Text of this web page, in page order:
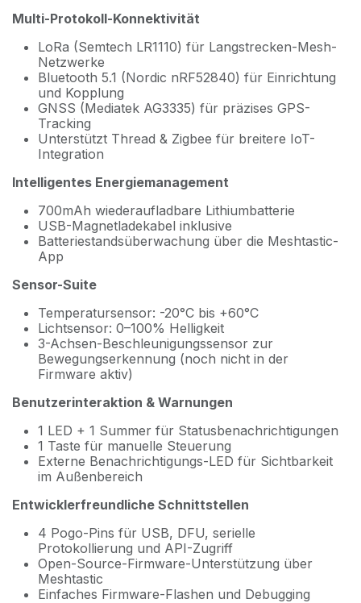
Multi-Protokoll-Konnektivität
LoRa (Semtech LR1110) für Langstrecken-Mesh-
Netzwerke
Bluetooth 5.1 (Nordic nRF52840) für Einrichtung
und Kopplung
GNSS (Mediatek AG3335) für präzises GPS-
Tracking
Unterstützt Thread & Zigbee für breitere IoT-
Integration
Intelligentes Energiemanagement
700mAh wiederaufladbare Lithiumbatterie
USB-Magnetladekabel inklusive
Batteriestandsüberwachung über die Meshtastic-
App
Sensor-Suite
Temperatursensor: -20°C bis +60°C
Lichtsensor: 0–100% Helligkeit
3-Achsen-Beschleunigungssensor zur
Bewegungserkennung (noch nicht in der
Firmware aktiv)
Benutzerinteraktion & Warnungen
1 LED + 1 Summer für Statusbenachrichtigungen
1 Taste für manuelle Steuerung
Externe Benachrichtigungs-LED für Sichtbarkeit
im Außenbereich
Entwicklerfreundliche Schnittstellen
4 Pogo-Pins für USB, DFU, serielle
Protokollierung und API-Zugriff
Open-Source-Firmware-Unterstützung über
Meshtastic
Einfaches Firmware-Flashen und Debugging